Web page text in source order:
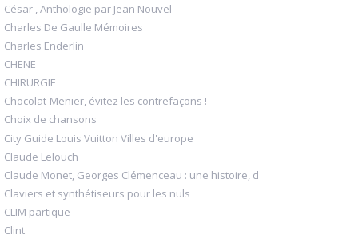
César , Anthologie par Jean Nouvel
Charles De Gaulle Mémoires
Charles Enderlin
CHENE
CHIRURGIE
Chocolat-Menier, évitez les contrefaçons !
Choix de chansons
City Guide Louis Vuitton Villes d'europe
Claude Lelouch
Claude Monet, Georges Clémenceau : une histoire, d
Claviers et synthétiseurs pour les nuls
CLIM partique
Clint